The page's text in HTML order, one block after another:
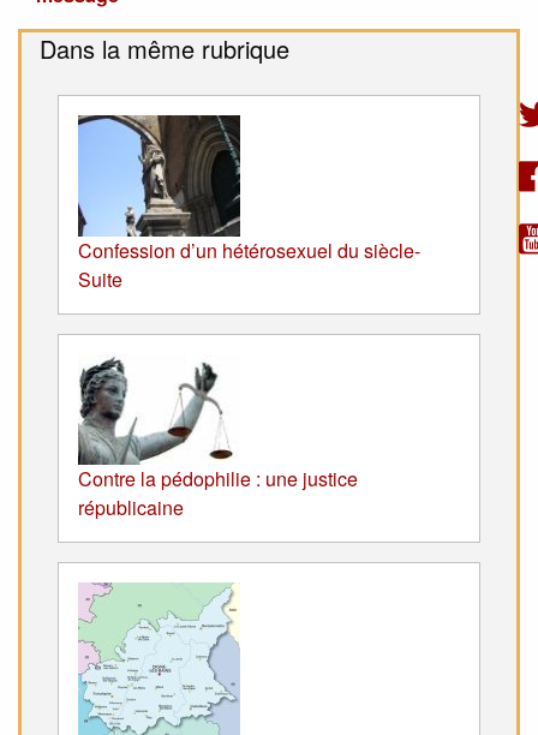
Dans la même rubrique
Confession d’un hétérosexuel du siècle-
Suite
Contre la pédophilie : une justice
républicaine